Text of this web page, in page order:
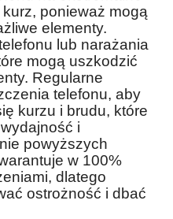
ponieważ mogą
elementy.
lub narażania
mogą uszkodzić
Regularne
telefonu, aby
kurzu i brudu, które
i
powyższych
w 100%
dlatego
ostrożność i dbać